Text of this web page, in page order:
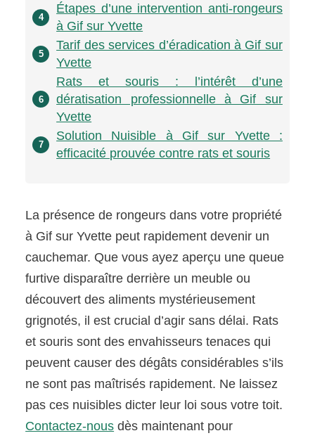
4
Étapes d’une intervention anti-rongeurs
à Gif sur Yvette
5
Tarif des services d’éradication à Gif sur
Yvette
6
Rats et souris : l’intérêt d’une
dératisation professionnelle à Gif sur
Yvette
7
Solution Nuisible à Gif sur Yvette :
efficacité prouvée contre rats et souris
La présence de rongeurs dans votre propriété
à Gif sur Yvette peut rapidement devenir un
cauchemar. Que vous ayez aperçu une queue
furtive disparaître derrière un meuble ou
découvert des aliments mystérieusement
grignotés, il est crucial d’agir sans délai. Rats
et souris sont des envahisseurs tenaces qui
peuvent causer des dégâts considérables s’ils
ne sont pas maîtrisés rapidement. Ne laissez
pas ces nuisibles dicter leur loi sous votre toit.
Contactez-nous dès maintenant pour